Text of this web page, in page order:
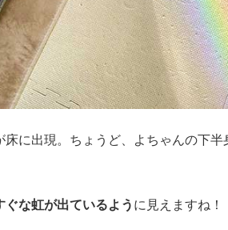
に出現。ちょうど、よちゃんの下半
ぐな虹が出ているよう に見えますね！